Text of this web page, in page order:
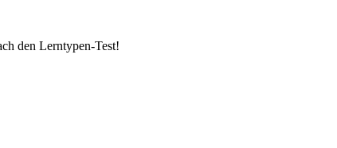
den Lerntypen-Test!